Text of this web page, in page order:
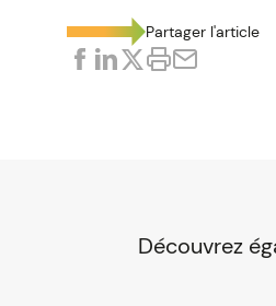
Partager l'article
Découvrez